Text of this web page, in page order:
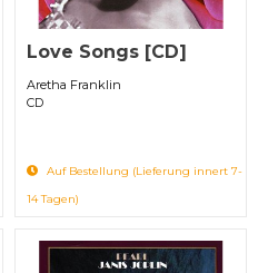
Love Songs [CD]
Aretha Franklin
CD
Auf Bestellung (Lieferung innert 7-
14 Tagen)